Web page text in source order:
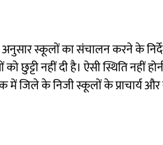
स्कूलों का संचालन करने के
नहीं दी है। ऐसी स्थिति नहीं
जिले के निजी स्कूलों के प्राचार्य